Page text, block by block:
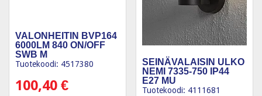
VALONHEITIN BVP164
6000LM 840 ON/OFF
SWB M
Tuotekoodi: 4517380
100,40 €
SEINÄVALAISIN ULKO
NEMI 7335-750 IP44
E27 MU
Tuotekoodi: 4111681